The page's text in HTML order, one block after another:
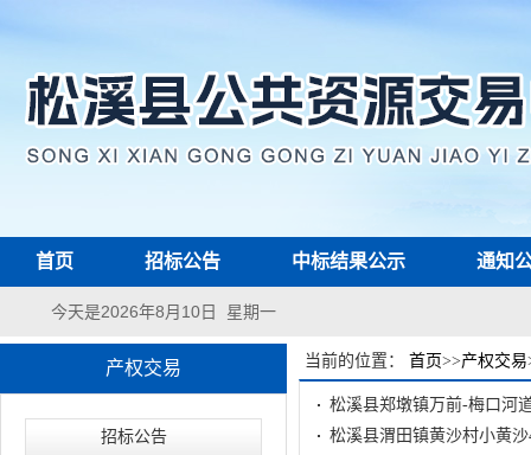
首页 招标公告 中标结果公示 通知
今天是2026年8月10日 星期一
产权交易
招标公告
当前的位置： 首页>>产权交易
松溪县郑墩镇万前-梅口河
松溪县渭田镇黄沙村小黄